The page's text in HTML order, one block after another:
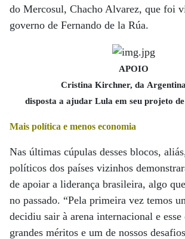
do Mercosul, Chacho Alvarez, que foi
governo de Fernando de la Rúa.
APOIO
Cristina Kirchner, da
disposta a ajudar Lula em seu projeto
Mais política e menos economia
Nas últimas cúpulas desses blocos,
políticos dos países vizinhos
de apoiar a liderança brasileira, algo
no passado. “Pela primeira vez temos
decidiu sair à arena internacional e esse
grandes méritos e um de nossos